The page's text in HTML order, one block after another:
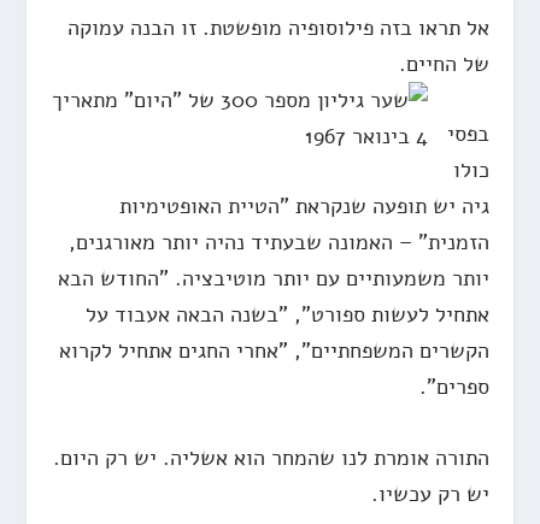
אל תראו בזה פילוסופיה מופשטת. זו הבנה עמוקה
של החיים.
בפסי
כולו
גיה יש תופעה שנקראת "הטיית האופטימיות
הזמנית" – האמונה שבעתיד נהיה יותר מאורגנים,
יותר משמעותיים עם יותר מוטיבציה. "החודש הבא
אתחיל לעשות ספורט", "בשנה הבאה אעבוד על
הקשרים המשפחתיים", "אחרי החגים אתחיל לקרוא
ספרים".
התורה אומרת לנו שהמחר הוא אשליה. יש רק היום.
יש רק עכשיו.